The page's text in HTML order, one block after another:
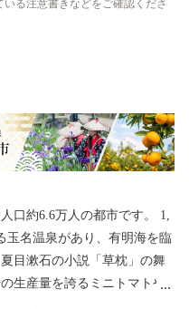
る注意書きなどをご確認くださ
約6.6万人の都市です。 1,
玉名温泉があり、有明海を臨
目漱石の小説「草枕」の舞
生産量を誇るミニトマトや